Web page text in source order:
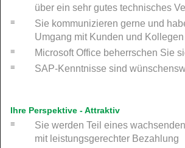
über ein sehr gutes technisches
Sie kommunizieren gerne und
Umgang mit Kunden und Kollegen
Microsoft Office beherrschen Sie
SAP-Kenntnisse sind
Ihre Perspektive - Attraktiv
Sie werden Teil eines
mit leistungsgerechter Bezahlung